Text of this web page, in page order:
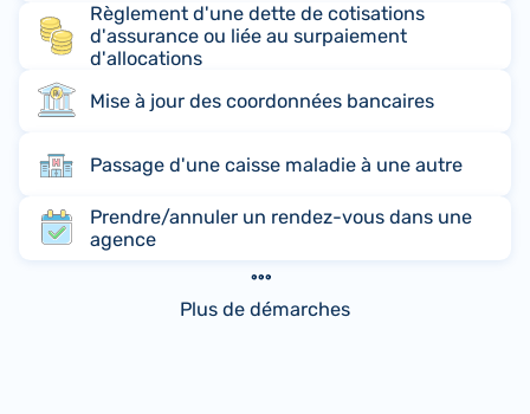
Règlement d'une dette de cotisations
d'assurance ou liée au surpaiement
d'allocations
Mise à jour des coordonnées bancaires
Passage d'une caisse maladie à une autre
Prendre/annuler un rendez-vous dans une
agence
Plus de démarches